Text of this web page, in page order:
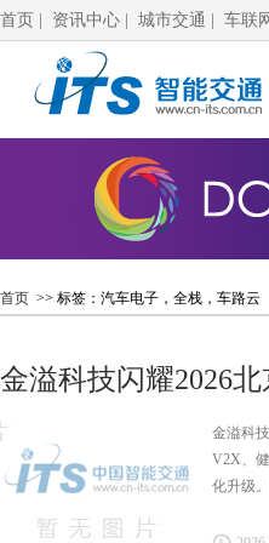
首页 资讯中心 城市交通 车联
首页 >> 标签：汽车电子，全栈，车路云
金溢科技闪耀2026
金溢科
V2X、
化升级。